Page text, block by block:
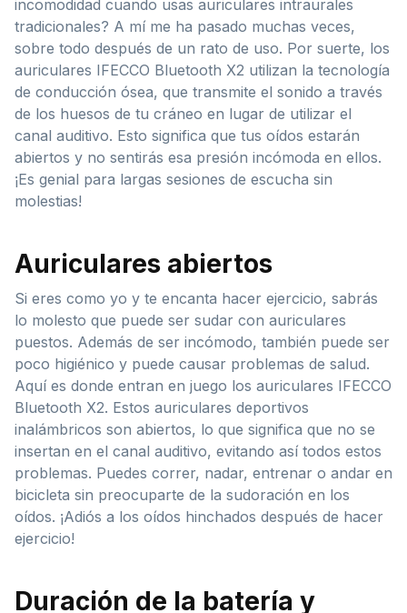
incomodidad cuando usas auriculares intraurales
tradicionales? A mí me ha pasado muchas veces,
sobre todo después de un rato de uso. Por suerte, los
auriculares IFECCO Bluetooth X2 utilizan la tecnología
de conducción ósea, que transmite el sonido a través
de los huesos de tu cráneo en lugar de utilizar el
canal auditivo. Esto significa que tus oídos estarán
abiertos y no sentirás esa presión incómoda en ellos.
¡Es genial para largas sesiones de escucha sin
molestias!
Auriculares abiertos
Si eres como yo y te encanta hacer ejercicio, sabrás
lo molesto que puede ser sudar con auriculares
puestos. Además de ser incómodo, también puede ser
poco higiénico y puede causar problemas de salud.
Aquí es donde entran en juego los auriculares IFECCO
Bluetooth X2. Estos auriculares deportivos
inalámbricos son abiertos, lo que significa que no se
insertan en el canal auditivo, evitando así todos estos
problemas. Puedes correr, nadar, entrenar o andar en
bicicleta sin preocuparte de la sudoración en los
oídos. ¡Adiós a los oídos hinchados después de hacer
ejercicio!
Duración de la batería y